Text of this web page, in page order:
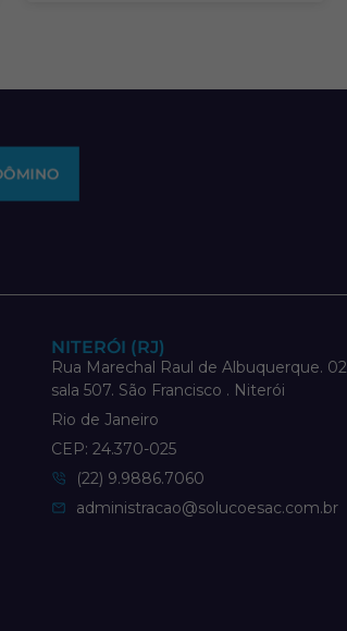
NITERÓI (RJ)
Rua Marechal Raul de Albuquerque. 02
sala 507. São Francisco . Niterói
Rio de Janeiro
CEP: 24.370-025
(22) 9.9886.7060
administracao@solucoesac.com.br